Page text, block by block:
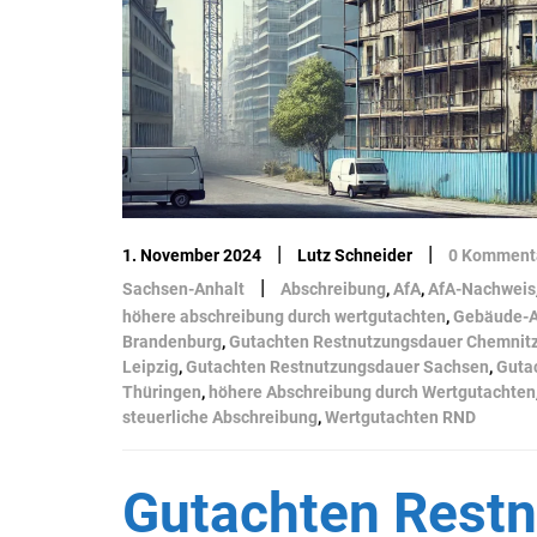
1. November 2024 | Lutz Schneider |
0
Sachsen-Anhalt
| Abschreibung,AfA,AfA-Nachweis
höhere abschreibung durch wertgutachten,Gebäude-
Brandenburg,Gutachten Restnutzungsdauer
Leipzig,Gutachten Restnutzungsdauer Sachsen,
Thüringen,höhere Abschreibung durch Wertgutachten
steuerliche Abschreibung,Wertgutachten RND
Gutachten